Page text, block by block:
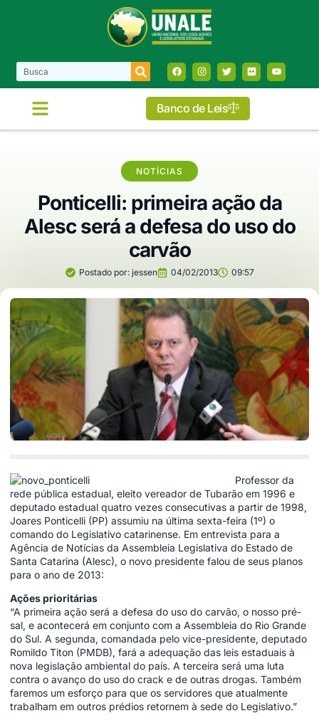
Banco de Leis
NOTÍCIAS
Ponticelli: primeira ação da
Alesc será a defesa do uso do
carvão
Postado por:jessen 04/02/2013 09:57
Professor da
rede pública estadual, eleito vereador de Tubarão em 1996 e
deputado estadual quatro vezes consecutivas a partir de 1998,
Joares Ponticelli (PP) assumiu na última sexta-feira (1º) o
comando do Legislativo catarinense. Em entrevista para a
Agência de Notícias da Assembleia Legislativa do Estado de
Santa Catarina (Alesc), o novo presidente falou de seus planos
para o ano de 2013:
Ações prioritárias
“A primeira ação será a defesa do uso do carvão, o nosso pré-
sal, e acontecerá em conjunto com a Assembleia do Rio Grande
do Sul. A segunda, comandada pelo vice-presidente, deputado
Romildo Titon (PMDB), fará a adequação das leis estaduais à
nova legislação ambiental do país. A terceira será uma luta
contra o avanço do uso do crack e de outras drogas. Também
faremos um esforço para que os servidores que atualmente
trabalham em outros prédios retornem à sede do Legislativo.”